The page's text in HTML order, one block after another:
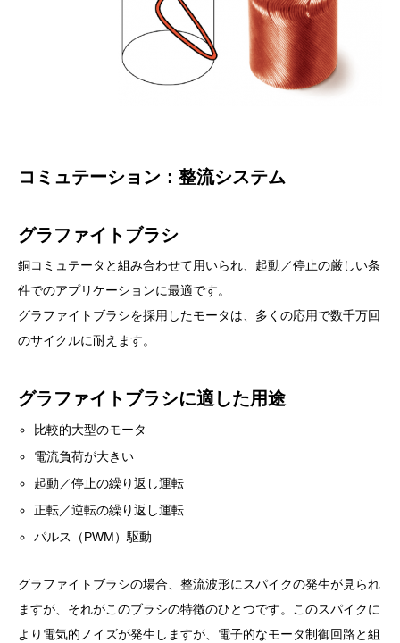
コミュテーション：整流システム
グラファイトブラシ
銅コミュテータと組み合わせて用いられ、起動／停止の厳しい条
件でのアプリケーションに最適です。
グラファイトブラシを採用したモータは、多くの応用で数千万回
のサイクルに耐えます。
グラファイトブラシに適した用途
比較的大型のモータ
電流負荷が大きい
起動／停止の繰り返し運転
正転／逆転の繰り返し運転
パルス（PWM）駆動
グラファイトブラシの場合、整流波形にスパイクの発生が見られ
ますが、それがこのブラシの特徴のひとつです。このスパイクに
より電気的ノイズが発生しますが、電子的なモータ制御回路と組